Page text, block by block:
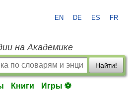
EN DE ES FR
на Академике
Найти!
Книги Игры ⚽